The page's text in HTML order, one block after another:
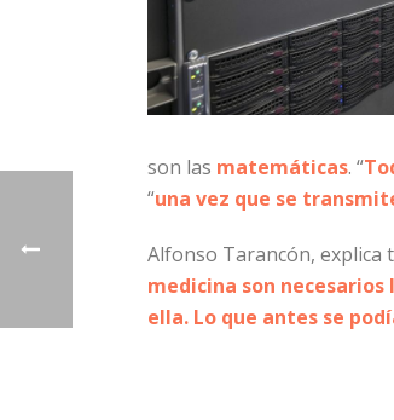
son las matemáticas. “
“una vez que se
Alfonso Tarancón, explica
medicina son
ella. Lo que antes se